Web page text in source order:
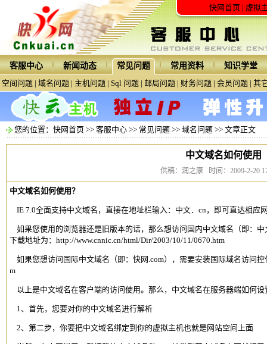
快网首页| 虚拟
客服中心 新闻动态 常见问题 常用资料
知识学堂
空间问题 | 域名问题 | 主机问题 | Sql 问题 | 邮局问题 | 财务问题 | 会员问题 | 其
您的位置： 快网首页 >> 客服中心 >> 常见问题 >> 域名问题 >> 文章正文
中文域名如何使用
供稿：润之康 时间：2009-2-20
中文域名如何使用？
IE 7.0全面支持中文域名 ，直接在地址栏输入：中文．cn，即可直达相应
如果您使用的浏览器还是旧版本的话，那么想访问国内中文域名
（即：
下载地址为： http://www.cnnic.cn/html/Dir/2003/10/11/0670.htm
如果您想访问国际中文域名 （即：快网.com），需要安装国际域名访问控
m
以上是中文域名在客户端的访问使用。那么， 中文域名在服务器端如何
1、首先，您要对你的中文域名进行解析
2、第二步，你要把中文域名绑定到你的虚拟主机也就是网站空间 上面